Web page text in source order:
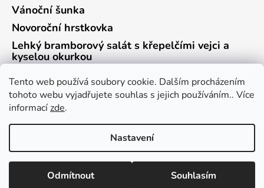
Tento web používá soubory cookie. Dalším procházením
tohoto webu vyjadřujete souhlas s jejich používáním.. Více
informacízde.
Nastavení
Odmítnout Souhlasím
Vánoční šunka
Novoroční hrstkovka
Lehký bramborový salát s křepelčími vejci a
kyselou okurkou
Vrácení zboží a reklamace Kontaktní formulář
Vytvořil Shoptet
Copyright 2026
. Všechna práva